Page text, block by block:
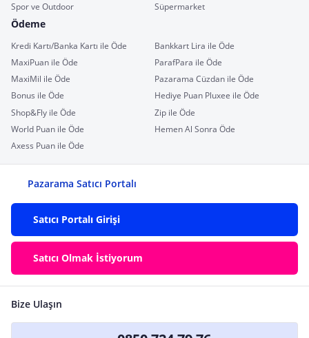
Spor ve Outdoor
Süpermarket
Ödeme
Kredi Kartı/Banka Kartı ile Öde
Bankkart Lira ile Öde
MaxiPuan ile Öde
ParafPara ile Öde
MaxiMil ile Öde
Pazarama Cüzdan ile Öde
Bonus ile Öde
Hediye Puan Pluxee ile Öde
Shop&Fly ile Öde
Zip ile Öde
World Puan ile Öde
Hemen Al Sonra Öde
Axess Puan ile Öde
Pazarama Satıcı Portalı
Satıcı Portalı Girişi
Satıcı Olmak İstiyorum
Bize Ulaşın